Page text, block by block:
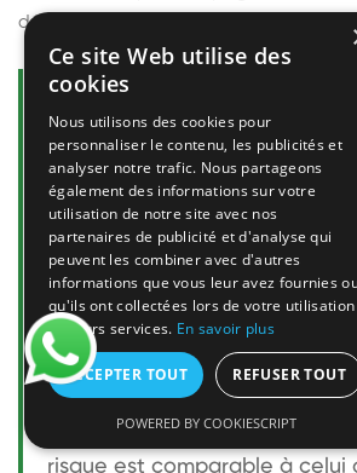
découvrir
Questions fréquentes
Le frelon européen est-il
l'homme ?
Le frelon européen est
taille mais relativement peu
son nid. Sa piqûre est plus
celle d'une guêpe sans être
une personne non allergique,
bénigne. Pour une personne
risque est comparable à celui
Ce site Web utilise des
cookies
Nous utilisons des cookies pour
personnaliser le contenu, les publicités et
analyser notre trafic. Nous partageons
également des informations sur votre
utilisation de notre site avec nos
partenaires de publicité et d'analyse qui
peuvent les combiner avec d'autres
informations que vous leur avez fournies
qu'ils ont collectées lors de votre utilisation
de leurs services. En savoir plus
ACCEPTER TOUT REFUSER TOUT
POWERED BY COOKIESCRIPT